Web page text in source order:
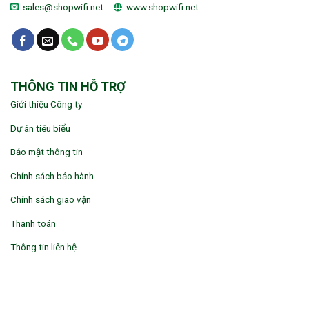
sales@shopwifi.net www.shopwifi.net
THÔNG TIN HỖ TRỢ
Giới thiệu Công ty
Dự án tiêu biểu
Bảo mật thông tin
Chính sách bảo hành
Chính sách giao vận
Thanh toán
Thông tin liên hệ